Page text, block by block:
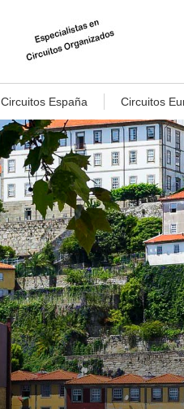
Circuitos España Circuitos